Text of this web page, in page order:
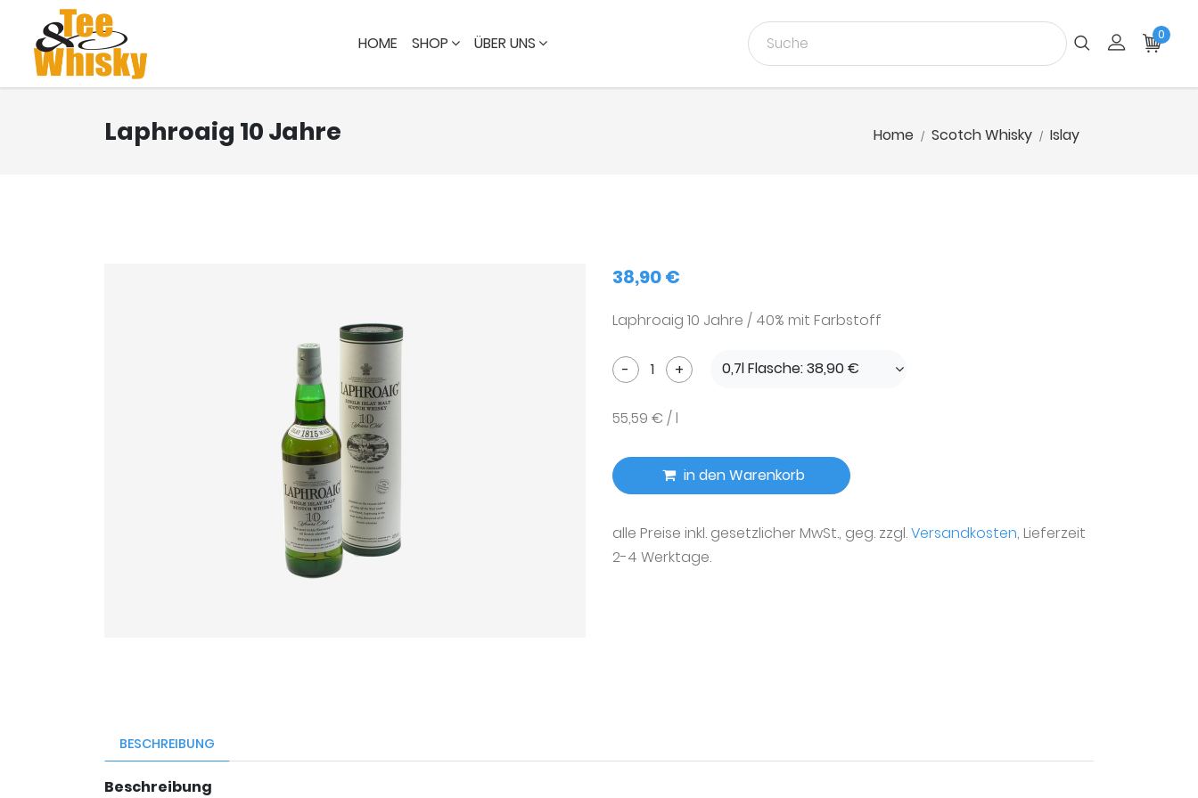
HOME SHOP ÜBER UNS 0
Laphroaig 10 Jahre Home Scotch Whisky Islay
38,90 €
Laphroaig 10 Jahre / 40% mit Farbstoff
- + 0,7l Flasche: 38,90 €
55,59 € / l
in den Warenkorb
alle Preise inkl. gesetzlicher MwSt., geg. zzgl.Versandkosten, Lieferzeit
2-4 Werktage.
BESCHREIBUNG
Beschreibung